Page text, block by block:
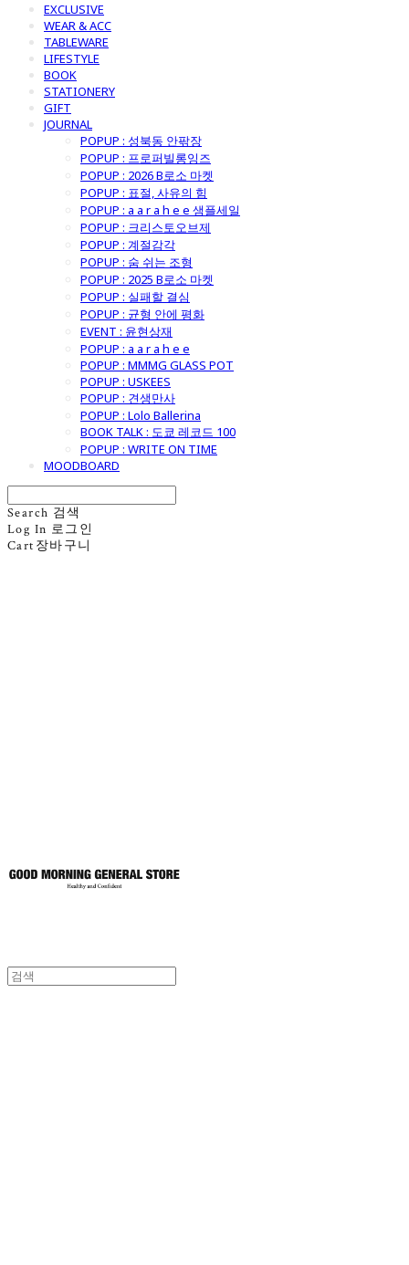
EXCLUSIVE
WEAR & ACC
TABLEWARE
LIFESTYLE
BOOK
STATIONERY
GIFT
JOURNAL
POPUP : 성북동 안팎장
POPUP : 프로퍼빌롱잉즈
POPUP : 2026 B로소 마켓
POPUP : 표절, 사유의 힘
POPUP : a a r a h e e 샘플세일
POPUP : 크리스토오브제
POPUP : 계절감각
POPUP : 숨 쉬는 조형
POPUP : 2025 B로소 마켓
POPUP : 실패할 결심
POPUP : 균형 안에 평화
EVENT : 윤현상재
POPUP : a a r a h e e
POPUP : MMMG GLASS POT
POPUP : USKEES
POPUP : 견생만사
POPUP : Lolo Ballerina
BOOK TALK : 도쿄 레코드 100
POPUP : WRITE ON TIME
MOODBOARD
Search 검색
Log In 로그인
Cart 장바구니